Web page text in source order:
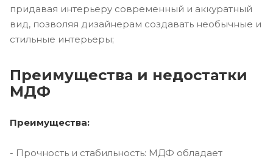
придавая интерьеру современный и аккуратный
вид, позволяя дизайнерам создавать необычные и
стильные интерьеры;
Преимущества и недостатки
МДФ
Преимущества:
- Прочность и стабильность: МДФ обладает